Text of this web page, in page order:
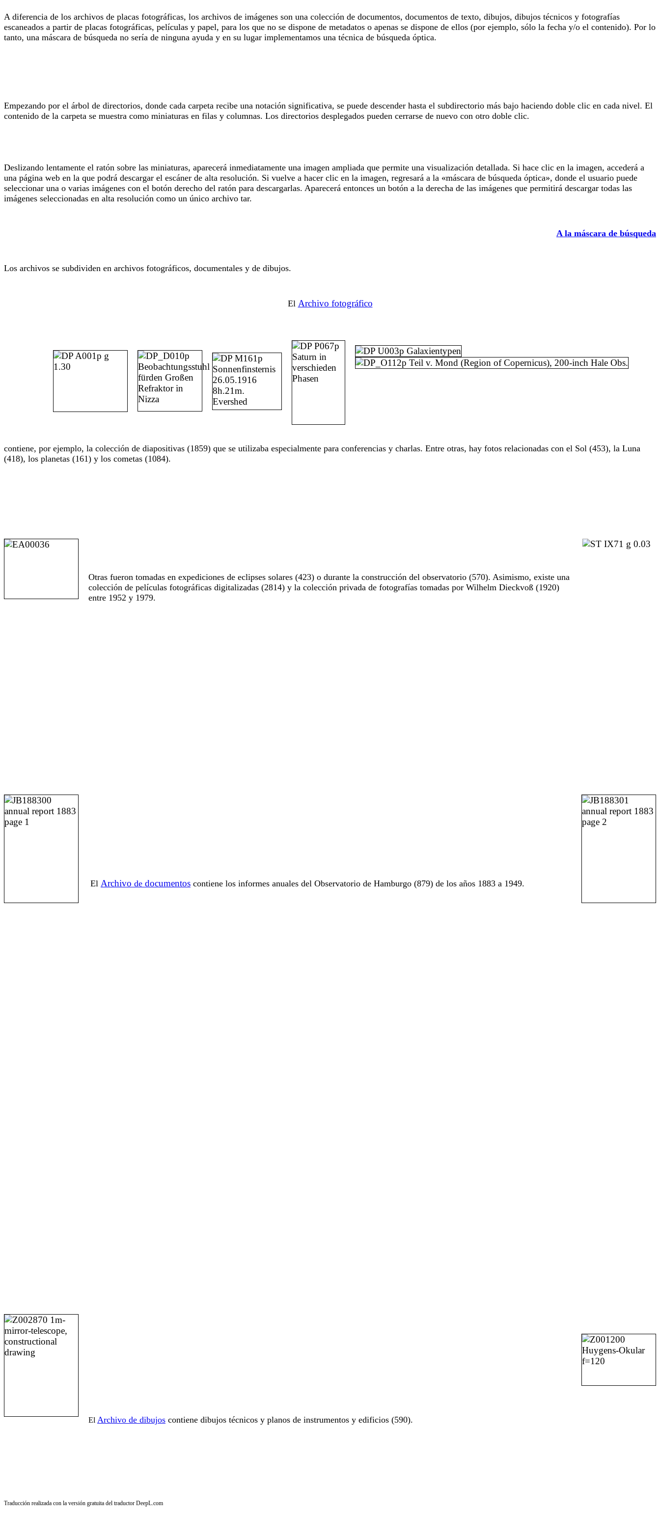
A diferencia de los archivos de placas fotográficas, los archivos de imágenes son una colección de documentos, documentos de texto, dibujos, dibujos técnicos y fotografías
escaneados a partir de placas fotográficas, películas y papel, para los que no se dispone de metadatos o apenas se dispone de ellos (por ejemplo, sólo la fecha y/o el contenido). Por lo
tanto, una máscara de búsqueda no sería de ninguna ayuda y en su lugar implementamos una técnica de búsqueda óptica.
Empezando por el árbol de directorios, donde cada carpeta recibe una notación significativa, se puede descender hasta el subdirectorio más bajo haciendo doble clic en cada nivel. El
contenido de la carpeta se muestra como miniaturas en filas y columnas. Los directorios desplegados pueden cerrarse de nuevo con otro doble clic.
Deslizando lentamente el ratón sobre las miniaturas, aparecerá inmediatamente una imagen ampliada que permite una visualización detallada. Si hace clic en la imagen, accederá a
una página web en la que podrá descargar el escáner de alta resolución. Si vuelve a hacer clic en la imagen, regresará a la «máscara de búsqueda óptica», donde el usuario puede
seleccionar una o varias imágenes con el botón derecho del ratón para descargarlas. Aparecerá entonces un botón a la derecha de las imágenes que permitirá descargar todas las
imágenes seleccionadas en alta resolución como un único archivo tar.
A la máscara de búsqueda
Los archivos se subdividen en archivos fotográficos, documentales y de dibujos.
El Archivo fotográfico
contiene, por ejemplo, la colección de diapositivas (1859) que se utilizaba especialmente para conferencias y charlas. Entre otras, hay fotos relacionadas con el Sol (453), la Luna
(418), los planetas (161) y los cometas (1084).
Otras fueron tomadas en expediciones de eclipses solares (423) o durante la construcción del observatorio (570). Asimismo, existe una
colección de películas fotográficas digitalizadas (2814) y la colección privada de fotografías tomadas por Wilhelm Dieckvoß (1920)
entre 1952 y 1979.
El Archivo de documentos contiene los informes anuales del Observatorio de Hamburgo (879) de los años 1883 a 1949.
El Archivo de dibujos contiene dibujos técnicos y planos de instrumentos y edificios (590).
Traducción realizada con la versión gratuita del traductor DeepL.com